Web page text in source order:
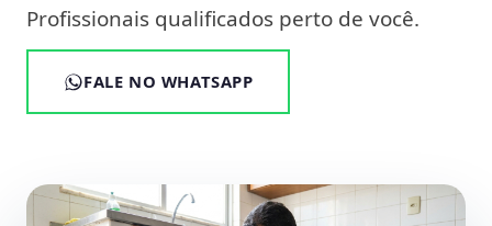
Profissionais qualificados perto de você.
FALE NO WHATSAPP